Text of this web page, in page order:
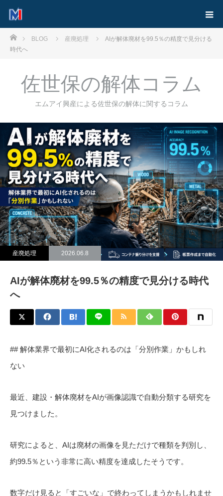
ホームBLOG 産廃処理
AIが解体廃材を99.5％の精度で見分ける
時代へ
佐世保の解体コラム
エムアイ興産による佐世保の解体に関するコラム
産廃処理 2026.06.8
AIが解体廃材を99.5％の精度で見分ける時代
へ
## 解体業界で最初にAI化されるのは「分別作業」かもしれ
ない
最近、建設・解体廃材をAIが画像認識で自動分類する研究を
見つけました。
研究によると、AIは廃材の画像を見ただけで種類を判別し、
約99.5％という非常に高い精度を達成したそうです。
数字だけ見ると「すごいな」で終わってしまうかもしれませ